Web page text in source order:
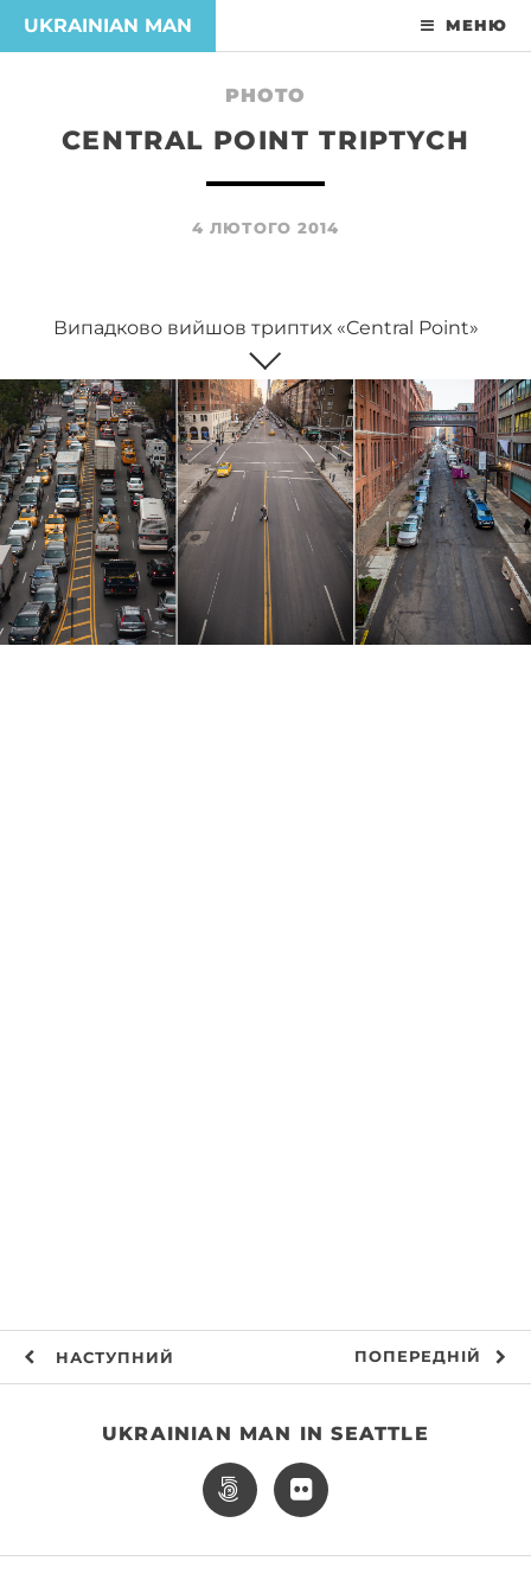
UKRAINIAN MAN МЕНЮ
PHOTO
CENTRAL POINT TRIPTYCH
4 ЛЮТОГО 2014
Випадково вийшов триптих «Central Point»
НАСТУПНИЙ ПОПЕРЕДНІЙ
UKRAINIAN MAN IN SEATTLE